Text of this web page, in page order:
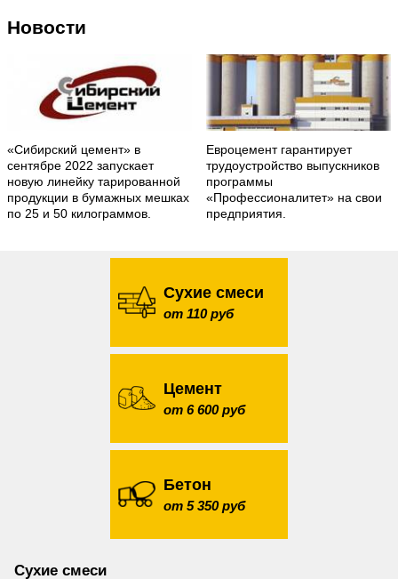
Новости
«Сибирский цемент» в
сентябре 2022 запускает
новую линейку тарированной
продукции в бумажных мешках
по 25 и 50 килограммов.
Евроцемент гарантирует
трудоустройство выпускников
программы
«Профессионалитет» на свои
предприятия.
Сухие смеси
от 110 руб
Цемент
от 6 600 руб
Бетон
от 5 350 руб
Сухие смеси